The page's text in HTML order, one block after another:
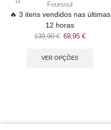
Foursoul
🔥 3 itens vendidos nas últimas
12 horas
139,90€ 69,95 €
VER OPÇÕES